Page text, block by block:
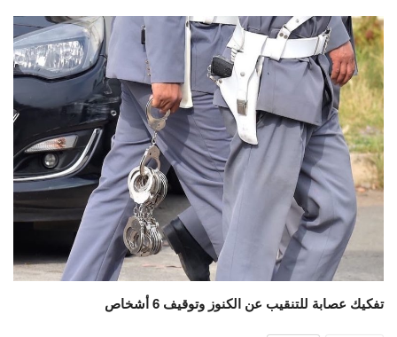
تفكيك عصابة للتنقيب عن الكنوز وتوقيف 6 أشخاص